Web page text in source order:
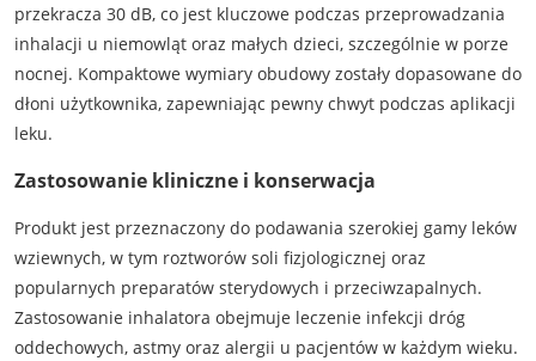
przekracza 30 dB, co jest kluczowe podczas przeprowadzania
inhalacji u niemowląt oraz małych dzieci, szczególnie w porze
nocnej. Kompaktowe wymiary obudowy zostały dopasowane do
dłoni użytkownika, zapewniając pewny chwyt podczas aplikacji
leku.
Zastosowanie kliniczne i konserwacja
Produkt jest przeznaczony do podawania szerokiej gamy leków
wziewnych, w tym roztworów soli fizjologicznej oraz
popularnych preparatów sterydowych i przeciwzapalnych.
Zastosowanie inhalatora obejmuje leczenie infekcji dróg
oddechowych, astmy oraz alergii u pacjentów w każdym wieku.